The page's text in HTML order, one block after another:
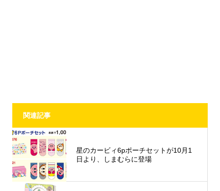
関連記事
星のカービィ6pポーチセットが10月1
日より、しまむらに登場